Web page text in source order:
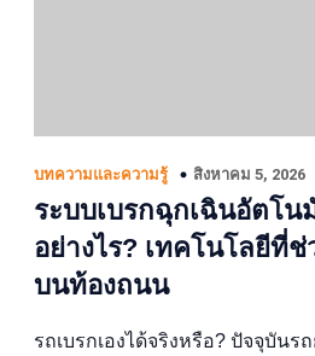
บทความและความรู้ สิงหาคม 5, 2026
ระบบเบรกฉุกเฉินอัตโน
อย่างไร? เทคโนโลยีที่
บนท้องถนน
รถเบรกเองได้จริงหรือ? ปัจจุบัน